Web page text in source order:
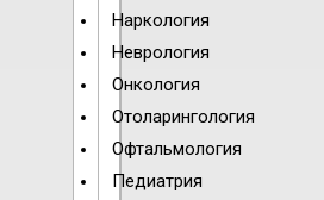
Наркология
Неврология
Онкология
Отоларингология
Офтальмология
Педиатрия